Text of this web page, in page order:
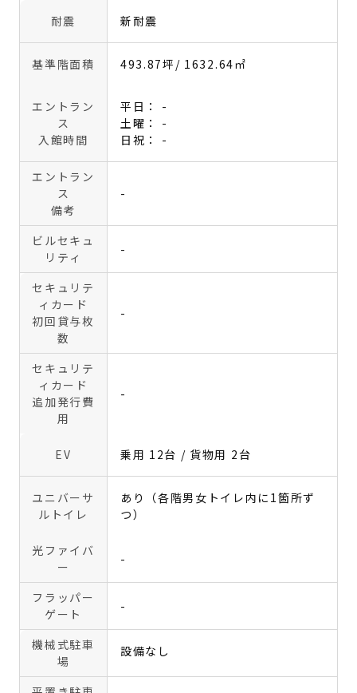
耐震 新耐震
基準階面積 493.87坪 / 1632.64㎡
エントラン
ス
入館時間
平日： -
土曜： -
日祝： -
エントラン
ス
備考
-
ビルセキュ
リティ
-
セキュリテ
ィカード
初回貸与枚
数
-
セキュリテ
ィカード
追加発行費
用
-
EV 乗用 12台 / 貨物用 2台
ユニバーサ
ルトイレ
あり（各階男女トイレ内に1箇所ず
つ）
光ファイバ
ー
-
フラッパー
ゲート
-
機械式駐車
場
設備なし